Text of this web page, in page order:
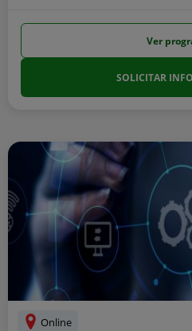
Ver
SOLICITAR
Online